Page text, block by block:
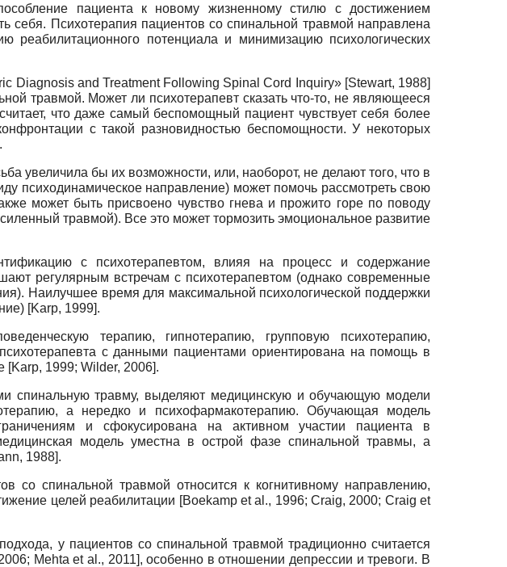
пациента к новому жизненному стилю с достижением
Психотерапия пациентов со спинальной травмой направлена
реабилитационного потенциала и минимизацию психологических
Diagnosis and Treatment Following Spinal Cord Inquiry» [Stewart, 1988]
травмой. Может ли психотерапевт сказать что-то, не являющееся
что даже самый беспомощный пациент чувствует себя более
с такой разновидностью беспомощности. У некоторых
увеличила бы их возможности, или, наоборот, не делают того, что в
психодинамическое направление) может помочь рассмотреть свою
может быть присвоено чувство гнева и прожито горе по поводу
травмой). Все это может тормозить эмоциональное развитие
с психотерапевтом, влияя на процесс и содержание
регулярным встречам с психотерапевтом (однако современные
Наилучшее время для максимальной психологической поддержки
[Karp, 1999].
терапию, гипнотерапию, групповую психотерапию,
с данными пациентами ориентирована на помощь в
[Karp, 1999; Wilder, 2006].
спинальную травму, выделяют медицинскую и обучающую модели
а нередко и психофармакотерапию. Обучающая модель
и сфокусирована на активном участии пациента в
модель уместна в острой фазе спинальной травмы, а
1988].
со спинальной травмой относится к когнитивному направлению,
целей реабилитации [Boekamp et al., 1996; Craig, 2000; Craig et
у пациентов со спинальной травмой традиционно считается
Mehta et al., 2011], особенно в отношении депрессии и тревоги. В